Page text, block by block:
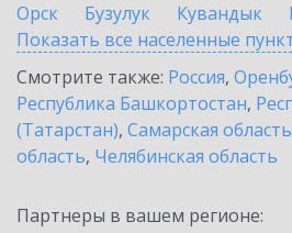
Орск
Бузулук Кувандык
Показать все населенные
Смотрите также: Россия,
Республика Башкортостан,
(Татарстан), Самарская область
область, Челябинская область
Партнеры в вашем регионе: